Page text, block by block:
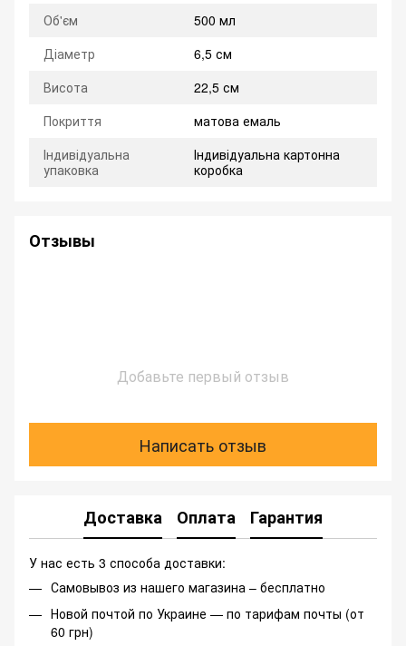
Об'єм
500 мл
Діаметр
6,5 см
Висота
22,5 см
Покриття
матова емаль
Індивідуальна
упаковка
Індивідуальна картонна
коробка
Отзывы
Добавьте первый отзыв
Написать отзыв
Доставка Оплата Гарантия
У нас есть 3 способа доставки:
Самовывоз из нашего магазина – бесплатно
Новой почтой по Украине — по тарифам почты (от
60 грн)